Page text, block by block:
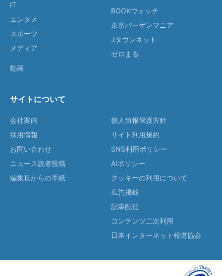
IT
エンタメ
スポーツ
メディア
動画
BOOKウォッチ
東京バーゲンマニア
Jタウンネット
ゼロまる
サイトについて
会社案内
採用情報
お問い合わせ
ニュース読者投稿
編集長からの手紙
個人情報保護方針
サイト利用規約
SNS利用ポリシー
AIポリシー
クッキーの利用について
広告掲載
記事配信
コンテンツ二次利用
日本インターネット報道協会